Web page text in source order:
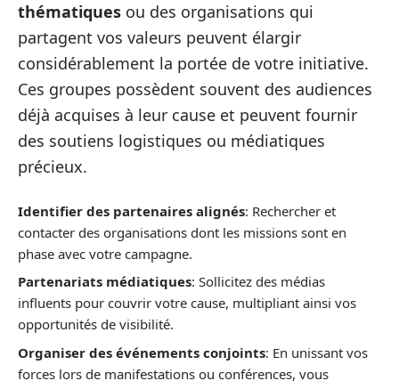
thématiques ou des organisations qui
partagent vos valeurs peuvent élargir
considérablement la portée de votre initiative.
Ces groupes possèdent souvent des audiences
déjà acquises à leur cause et peuvent fournir
des soutiens logistiques ou médiatiques
précieux.
Identifier des partenaires alignés: Rechercher et
contacter des organisations dont les missions sont en
phase avec votre campagne.
Partenariats médiatiques: Sollicitez des médias
influents pour couvrir votre cause, multipliant ainsi vos
opportunités de visibilité.
Organiser des événements conjoints: En unissant vos
forces lors de manifestations ou conférences, vous